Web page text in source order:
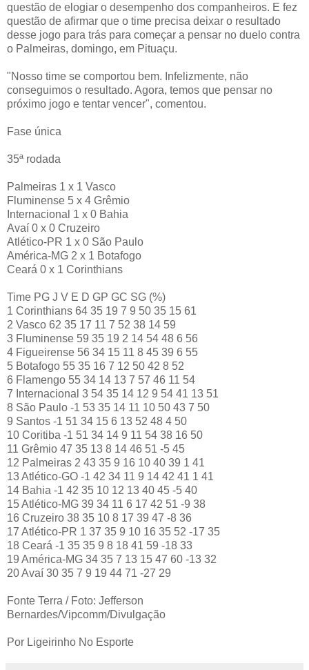
questão de elogiar o desempenho dos companheiros. E fez
questão de afirmar que o time precisa deixar o resultado
desse jogo para trás para começar a pensar no duelo contra
o Palmeiras, domingo, em Pituaçu.
"Nosso time se comportou bem. Infelizmente, não
conseguimos o resultado. Agora, temos que pensar no
próximo jogo e tentar vencer", comentou.
Fase única
35ª rodada
Palmeiras 1 x 1 Vasco
Fluminense 5 x 4 Grêmio
Internacional 1 x 0 Bahia
Avaí 0 x 0 Cruzeiro
Atlético-PR 1 x 0 São Paulo
América-MG 2 x 1 Botafogo
Ceará 0 x 1 Corinthians
Time PG J V E D GP GC SG (%)
1 Corinthians 64 35 19 7 9 50 35 15 61
2 Vasco 62 35 17 11 7 52 38 14 59
3 Fluminense 59 35 19 2 14 54 48 6 56
4 Figueirense 56 34 15 11 8 45 39 6 55
5 Botafogo 55 35 16 7 12 50 42 8 52
6 Flamengo 55 34 14 13 7 57 46 11 54
7 Internacional 3 54 35 14 12 9 54 41 13 51
8 São Paulo -1 53 35 14 11 10 50 43 7 50
9 Santos -1 51 34 15 6 13 52 48 4 50
10 Coritiba -1 51 34 14 9 11 54 38 16 50
11 Grêmio 47 35 13 8 14 46 51 -5 45
12 Palmeiras 2 43 35 9 16 10 40 39 1 41
13 Atlético-GO -1 42 34 11 9 14 42 41 1 41
14 Bahia -1 42 35 10 12 13 40 45 -5 40
15 Atlético-MG 39 34 11 6 17 42 51 -9 38
16 Cruzeiro 38 35 10 8 17 39 47 -8 36
17 Atlético-PR 1 37 35 9 10 16 35 52 -17 35
18 Ceará -1 35 35 9 8 18 41 59 -18 33
19 América-MG 34 35 7 13 15 47 60 -13 32
20 Avaí 30 35 7 9 19 44 71 -27 29
Fonte Terra / Foto: Jefferson
Bernardes/Vipcomm/Divulgação
Por Ligeirinho No Esporte